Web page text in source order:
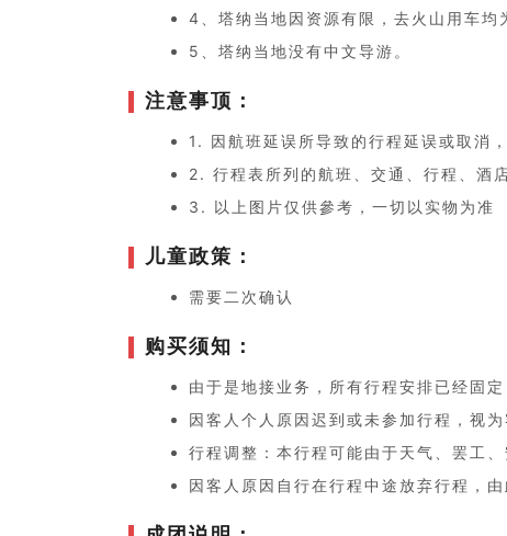
4、塔纳当地因资源有限，去火山用车均
5、塔纳当地没有中文导游。
注意事顶：
1. 因航班延误所导致的⾏程延误或取消
2. ⾏程表所列的航班、交通、⾏程、酒
3. 以上图⽚仅供參考，⼀切以实物为准
儿童政策：
需要二次确认
购买须知：
由于是地接业务，所有行程安排已经固
因客人个人原因迟到或未参加行程，视
行程调整：本行程可能由于天气、罢工
因客人原因自行在行程中途放弃行程，